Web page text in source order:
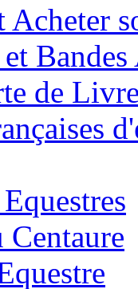
Acheter
de
Centaure